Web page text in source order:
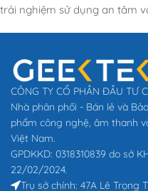
trải nghiệm sử dụng an tâm
CÔNG TY CỔ PHẦN ĐẦU TƯ
Nhà phân phối - Bán lẻ và
phẩm công nghệ, âm thanh
Việt Nam.
GPDKKD: 0318310839 do sở
22/02/2024.
Trụ sở chính: 47A Lê Trọng